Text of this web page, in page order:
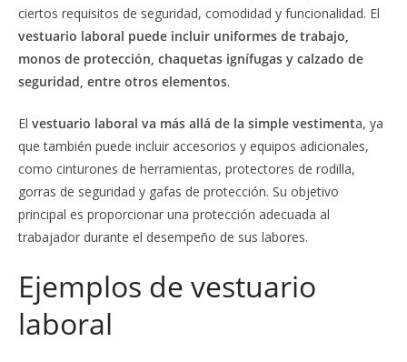
ciertos requisitos de seguridad, comodidad y funcionalidad. El
vestuario laboral puede incluir uniformes de trabajo,
monos de protección, chaquetas ignífugas y calzado de
seguridad, entre otros elementos.
El vestuario laboral va más allá de la simple vestimenta, ya
que también puede incluir accesorios y equipos adicionales,
como cinturones de herramientas, protectores de rodilla,
gorras de seguridad y gafas de protección. Su objetivo
principal es proporcionar una protección adecuada al
trabajador durante el desempeño de sus labores.
Ejemplos de vestuario
laboral